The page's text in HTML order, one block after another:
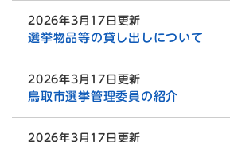
2026年3月17日更新
選挙物品等の貸し出しについて
2026年3月17日更新
鳥取市選挙管理委員の紹介
2026年3月17日更新